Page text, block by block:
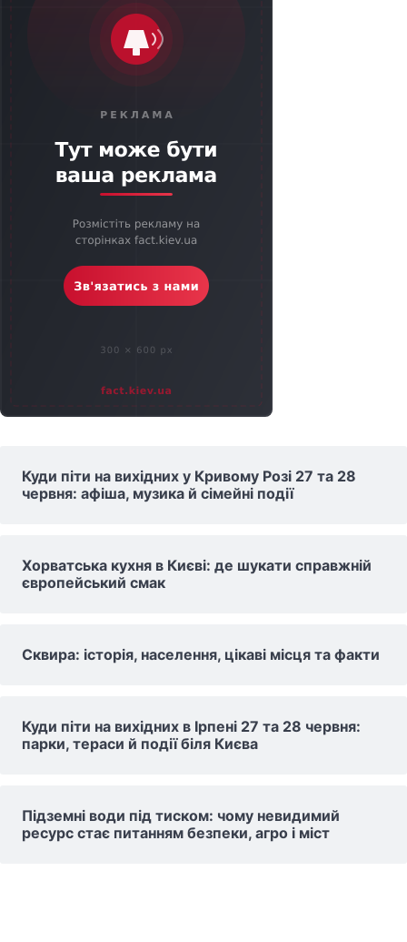
Куди піти на вихідних у Кривому Розі 27 та 28
червня: афіша, музика й сімейні події
Хорватська кухня в Києві: де шукати справжній
європейський смак
Сквира: історія, населення, цікаві місця та факти
Куди піти на вихідних в Ірпені 27 та 28 червня:
парки, тераси й події біля Києва
Підземні води під тиском: чому невидимий
ресурс стає питанням безпеки, агро і міст